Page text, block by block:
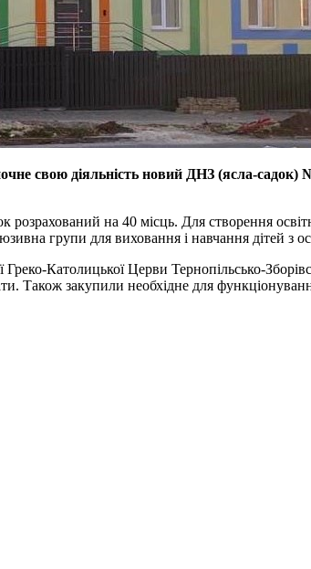
свою діяльність новий ДНЗ (ясла-садок)
розрахований на 40 місць. Для створення
групи для виховання і навчання дітей з
Католицької Церви Тернопільсько-
Також закупили необхідне для